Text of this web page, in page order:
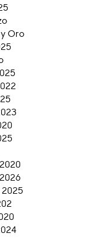
Oro